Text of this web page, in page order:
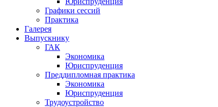
Графики сессий
Практика
Галерея
Выпускнику
ГАК
Экономика
Юриспруденция
Преддипломная практика
Экономика
Юриспруденция
Трудоустройство